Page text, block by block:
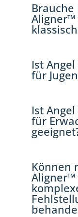
Aligner™
Ist
für
Ist
für
Können
Aligner™